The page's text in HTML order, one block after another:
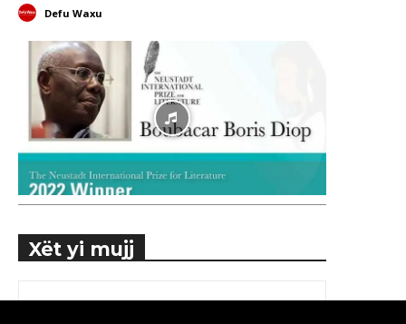
Defu Waxu
Xët yi mujj